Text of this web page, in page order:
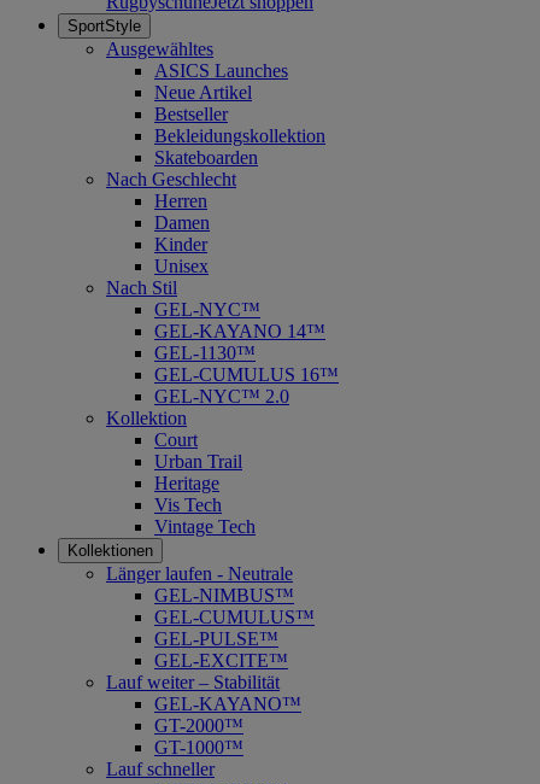
SportStyle
Ausgewähltes
ASICS Launches
Neue Artikel
Bestseller
Bekleidungskollektion
Skateboarden
Nach Geschlecht
Herren
Damen
Kinder
Unisex
Nach Stil
GEL-NYC™
GEL-KAYANO 14™
GEL-1130™
GEL-CUMULUS 16™
GEL-NYC™ 2.0
Kollektion
Court
Urban Trail
Heritage
Vis Tech
Vintage Tech
Kollektionen
Länger laufen - Neutrale
GEL-NIMBUS™
GEL-CUMULUS™
GEL-PULSE™
GEL-EXCITE™
Lauf weiter – Stabilität
GEL-KAYANO™
GT-2000™
GT-1000™
Lauf schneller